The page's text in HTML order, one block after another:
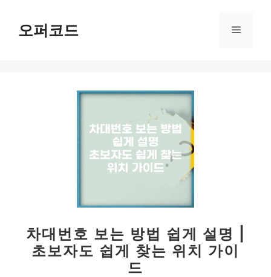
오퍼코드 메
차대번호 보는 방법 쉽게 설명 |
초보자도 쉽게 찾는 위치 가이
드